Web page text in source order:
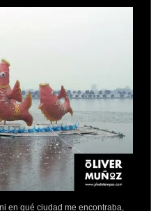
en qué ciudad me encontraba,